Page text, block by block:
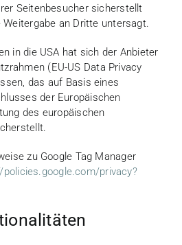
Seitenbesucher sicherstellt
an Dritte untersagt.
in die USA hat sich der Anbieter
(EU-US Data Privacy
das auf Basis eines
der Europäischen
des europäischen
zu Google Tag Manager
policies.google.com/privacy?